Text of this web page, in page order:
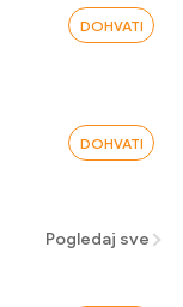
DOHVATI
DOHVATI
Pogledaj sve